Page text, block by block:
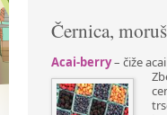
Černica,
Acai-berry– čiže